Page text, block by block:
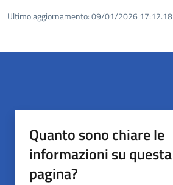
Ultimo aggiornamento:09/01/2026 17:12.18
Quanto sono chiare le
informazioni su questa
pagina?